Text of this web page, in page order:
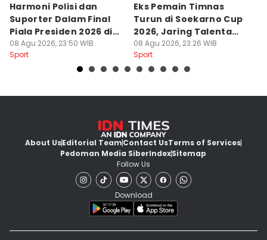
Harmoni Polisi dan
Suporter Dalam Final
Piala Presiden 2026 di
Bogor
08 Agu 2026, 23:50 WIB
Sport
Eks Pemain Timnas
Turun di Soekarno Cup
2026, Jaring Talenta
Muda
08 Agu 2026, 23:26 WIB
Sport
About UsEditorial TeamContact UsTerms of Services
Pedoman Media SiberIndexSitemap
Follow Us
Download